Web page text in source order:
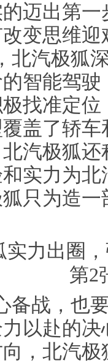
迈出第
变思维
北汽极狐
智能驾
找准定
盖了轿
汽极狐
实力为
只为造
备战，也
以赴的
，北汽